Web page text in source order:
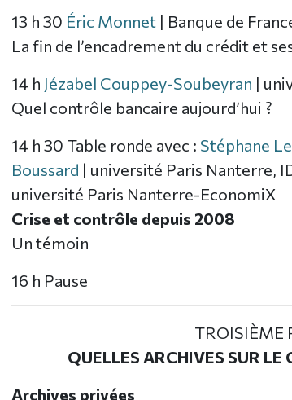
13 h 30 Éric Monnet | Banque de
La fin de l’encadrement du crédit et
14 h Jézabel Couppey-Soubeyran |
Quel contrôle bancaire aujourd’hui ?
14 h 30 Table ronde avec : Stéphane
Boussard | université Paris Nanterre,
université Paris Nanterre-EconomiX
Crise et contrôle depuis 2008
Un témoin
16 h Pause
TROISIÈME
QUELLES ARCHIVES SUR
Archives privées